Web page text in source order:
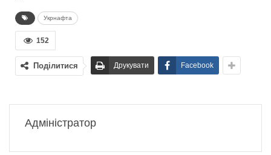
Укрнафта
152
Поділитися Друкувати Facebook
Адміністратор